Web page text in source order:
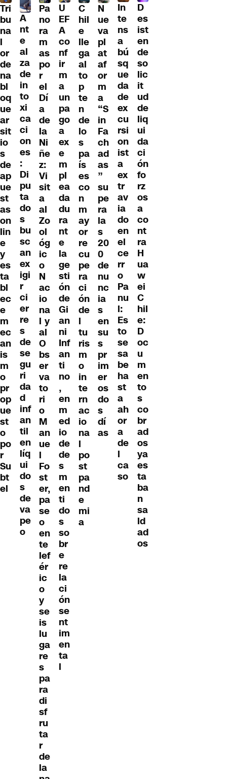
Tri
bu
na
l
or
de
na
bl
oq
ue
ar
sit
io
s
de
ap
ue
st
as
on
lin
e
y
es
ta
bl
ec
e
m
ec
an
is
m
o
pr
op
ue
st
o
po
r
Su
bt
el
A
nt
e
al
za
de
in
to
xi
ca
ci
on
es
:
Di
pu
ta
do
s
bu
sc
an
ex
igi
r
ci
er
re
s
de
se
gu
ri
da
d
inf
an
til
en
líq
ui
do
s
de
va
pe
o
Pa
no
ra
m
as
po
r
el
Dí
a
de
la
Ni
ñe
z:
Vi
sit
a
al
Zo
ol
óg
ic
o
N
ac
io
na
l y
al
O
bs
er
va
to
ri
o
M
an
ue
l
Fo
st
er,
pa
se
o
en
te
lef
ér
ic
o
y
se
is
lu
ga
re
s
pa
ra
di
sf
ru
ta
r
de
la
U
EF
A
co
nf
ir
m
a
un
pa
go
a
ex
e
m
pl
ea
da
du
ra
nt
e
la
ge
sti
ón
de
Gi
an
ni
Inf
an
ti
no
,
en
m
ed
io
de
de
s
m
en
ti
do
s
so
br
e
re
la
ci
ón
se
nt
im
en
ta
l
C
hil
e
lle
ga
al
to
p
te
n
de
lo
s
pa
ís
es
co
n
m
ay
or
re
cu
pe
ra
ci
ón
de
l
tu
ris
m
o
in
te
rn
ac
io
na
l
po
st
pa
nd
e
mi
a
N
ue
va
pl
at
af
or
m
a
“S
in
Fa
ch
ad
as
”
su
pe
ra
la
s
20
0
de
nu
nc
ia
s
en
su
s
pr
im
er
os
do
s
dí
as
In
te
ns
a
bú
sq
ue
da
de
ex
cu
rsi
on
ist
a
ex
tr
av
ia
do
en
el
ce
rr
o
Pa
nu
l:
Es
to
se
sa
be
ha
st
a
ah
or
a
de
l
ca
so
D
es
ist
en
de
so
lic
it
ud
de
liq
ui
da
ci
ón
fo
rz
os
a
co
nt
ra
H
ua
w
ei
C
hil
e:
D
oc
u
m
en
to
s
co
br
ad
os
ya
es
ta
ba
n
sa
ld
ad
os